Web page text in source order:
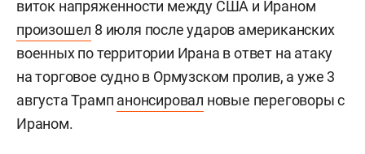
виток напряженности между США и Ираном
произошел 8 июля после ударов американских
военных по территории Ирана в ответ на атаку
на торговое судно в Ормузском пролив, а уже 3
августа Трамп анонсировал новые переговоры с
Ираном.